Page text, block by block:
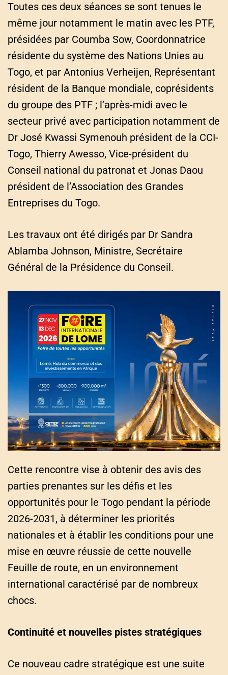
Toutes ces deux séances se sont tenues le
même jour notamment le matin avec les PTF,
présidées par Coumba Sow, Coordonnatrice
résidente du système des Nations Unies au
Togo, et par Antonius Verheijen, Représentant
résident de la Banque mondiale, coprésidents
du groupe des PTF ; l’après-midi avec le
secteur privé avec participation notamment de
Dr José Kwassi Symenouh président de la CCI-
Togo, Thierry Awesso, Vice-président du
Conseil national du patronat et Jonas Daou
président de l’Association des Grandes
Entreprises du Togo.
Les travaux ont été dirigés par Dr Sandra
Ablamba Johnson, Ministre, Secrétaire
Général de la Présidence du Conseil.
Cette rencontre vise à obtenir des avis des
parties prenantes sur les défis et les
opportunités pour le Togo pendant la période
2026-2031, à déterminer les priorités
nationales et à établir les conditions pour une
mise en œuvre réussie de cette nouvelle
Feuille de route, en un environnement
international caractérisé par de nombreux
chocs.
Continuité et nouvelles pistes stratégiques
Ce nouveau cadre stratégique est une suite